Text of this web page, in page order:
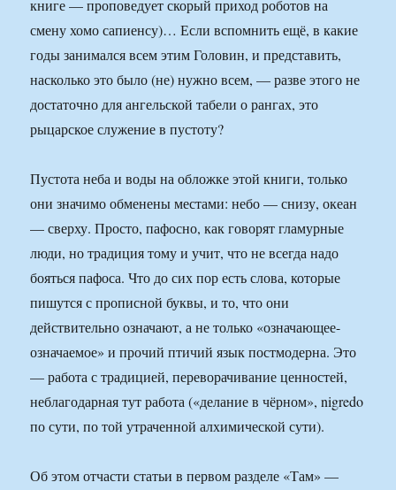
книге — проповедует скорый приход роботов на
смену хомо сапиенсу)… Если вспомнить ещё, в какие
годы занимался всем этим Головин, и представить,
насколько это было (не) нужно всем, — разве этого не
достаточно для ангельской табели о рангах, это
рыцарское служение в пустоту?
Пустота неба и воды на обложке этой книги, только
они значимо обменены местами: небо — снизу, океан
— сверху. Просто, пафосно, как говорят гламурные
люди, но традиция тому и учит, что не всегда надо
бояться пафоса. Что до сих пор есть слова, которые
пишутся с прописной буквы, и то, что они
действительно означают, а не только «означающее-
означаемое» и прочий птичий язык постмодерна. Это
— работа с традицией, переворачивание ценностей,
неблагодарная тут работа («делание в чёрном», nigredo
по сути, по той утраченной алхимической сути).
Об этом отчасти статьи в первом разделе «Там» —